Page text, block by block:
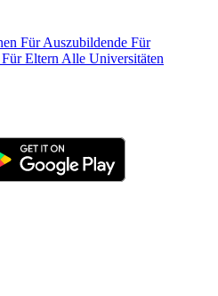
Für Auszubildende Für
Für Eltern Alle Universitäten